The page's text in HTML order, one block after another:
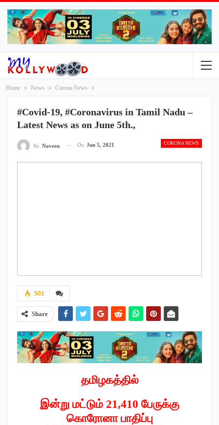
Home News Corona News
#Covid-19, #Coronavirus in Tamil Nadu –
Latest News as on June 5th.,
CORONA NEWS
By Naveen On Jun 5, 2021
501
Share
தமிழகத்தில்
இன்று மட்டும் 21,410 பேருக்கு
கொரோனா பாதிப்பு